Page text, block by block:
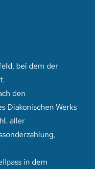
bei dem der
den
Diakonischen Werks
aller
in dem